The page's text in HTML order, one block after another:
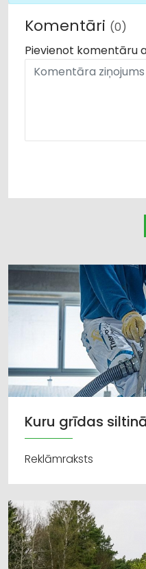
Komentāri (0)
Pievienot komentāru
Kuru grīdas
Reklāmraksts